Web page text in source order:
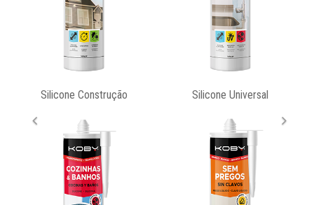
Silicone Universal Tapa Fendas